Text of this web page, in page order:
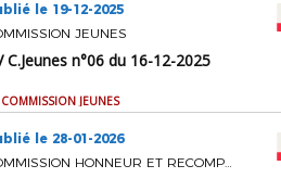
le 19-12-2025
JEUNES
C.Jeunes n°06 du 16-12-2025
COMMISSION JEUNES
le 28-01-2026
COMMISSION HONNEUR ET RECOMPENSES